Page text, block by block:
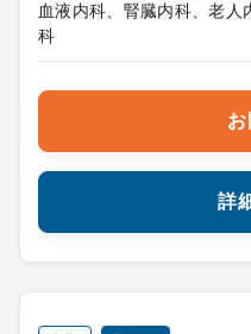
血液内科、腎臓内科、老人
科
詳